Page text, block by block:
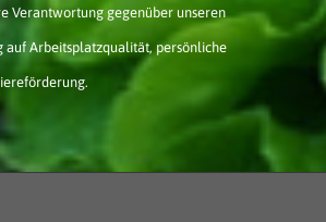
Verantwortung gegenüber unseren
auf Arbeitsplatzqualität, persönliche